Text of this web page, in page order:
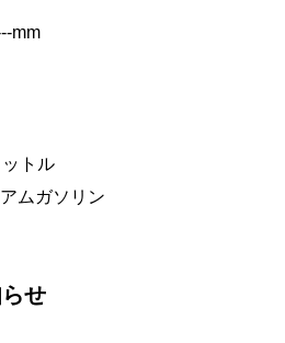
mm
トル
ムガソリン
せ